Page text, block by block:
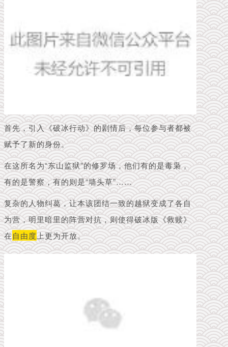
首先，引入《破冰行动》的剧情后，每位参与者都被
赋予了新的身份。
在这所名为“东山监狱”的修罗场，他们有的是毒枭，
有的是警察，有的则是“墙头草”……
复杂的人物纠葛，让本该团结一致的越狱变成了各自
为营，明里暗里的阵营对抗，则使得破冰版《救赎》
在自由度上更为开放。